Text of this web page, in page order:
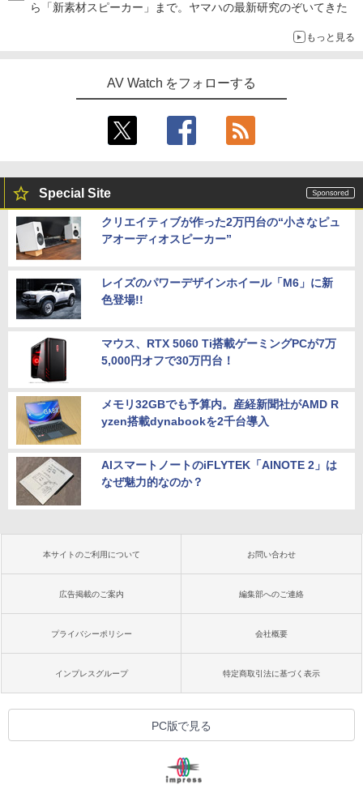
ら「新素材スピーカー」まで。ヤマハの最新研究のぞいてきた
もっと見る
AV Watch をフォローする
Special Site
クリエイティブが作った2万円台の“小さなピュ
アオーディオスピーカー”
レイズのパワーデザインホイール「M6」に新
色登場!!
マウス、RTX 5060 Ti搭載ゲーミングPCが7万
5,000円オフで30万円台！
メモリ32GBでも予算内。産経新聞社がAMD R
yzen搭載dynabookを2千台導入
AIスマートノートのiFLYTEK「AINOTE 2」は
なぜ魅力的なのか？
本サイトのご利用について お問い合わせ
広告掲載のご案内 編集部へのご連絡
プライバシーポリシー 会社概要
インプレスグループ 特定商取引法に基づく表示
PC版で見る